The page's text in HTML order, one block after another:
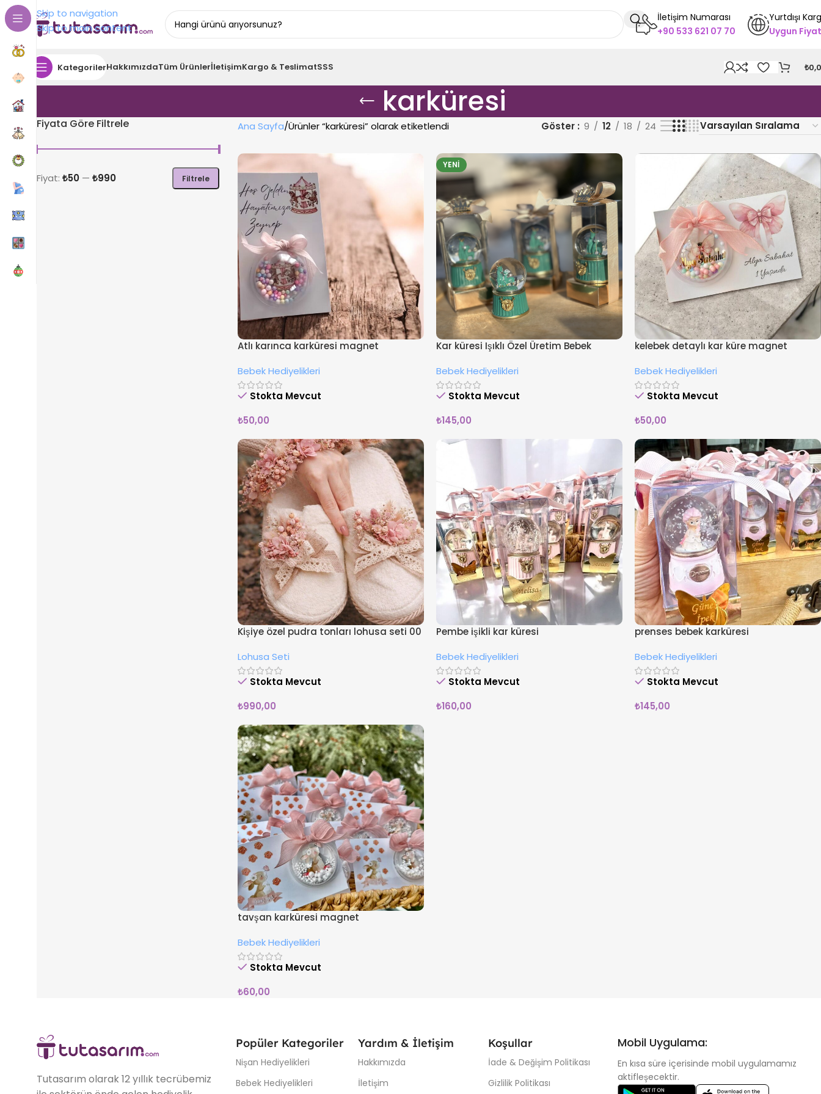
Skip to navigation
Skip to main content
İletişim Numarası
+90 533 621 07 70
Yurtdışı
Uygun Fiyat
KategorilerHakkımızdaTüm ÜrünlerİletişimKargo & TeslimatSSS ₺
karküresi
Fiyata Göre Filtrele
Filtrele
Fiyat: ₺50 — ₺990
Ana Sayfa Ürünler “karküresi” olarak etiketlendi Göster 9 12 18 24
Atlı karınca karküresi magnet
Bebek Hediyelikleri
Stokta Mevcut
₺50,00
YENI
Kar küresi Işıklı Özel Üretim Bebek
Bebek Hediyelikleri
Stokta Mevcut
₺145,00
kelebek detaylı kar küre magnet
Bebek Hediyelikleri
Stokta Mevcut
₺50,00
Kişiye özel pudra tonları lohusa seti 00
Lohusa Seti
Stokta Mevcut
₺990,00
Pembe işikli kar küresi
Bebek Hediyelikleri
Stokta Mevcut
₺160,00
prenses bebek karküresi
Bebek Hediyelikleri
Stokta Mevcut
₺145,00
tavşan karküresi magnet
Bebek Hediyelikleri
Stokta Mevcut
₺60,00
Tutasarım olarak 12 yıllık tecrübemiz
Popüler Kategoriler
Nişan Hediyelikleri
Bebek Hediyelikleri
Yardım & İletişim
Hakkımızda
İletişim
Koşullar
İade & Değişim Politikası
Gizlilik Politikası
Mobil Uygulama:
En kısa süre içerisinde mobil uygulamamız
aktifleşecektir.